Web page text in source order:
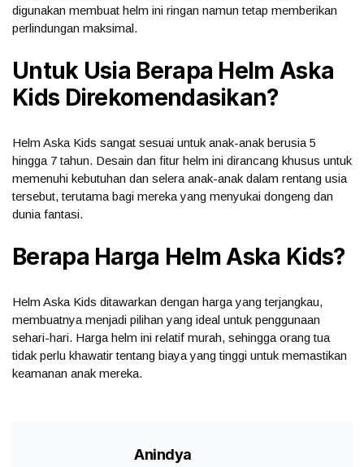
digunakan membuat helm ini ringan namun tetap memberikan
perlindungan maksimal.
Untuk Usia Berapa Helm Aska
KidsDirekomendasikan?
Helm Aska Kids sangat sesuai untuk anak-anak berusia 5
hingga 7 tahun. Desain dan fitur helm ini dirancang khusus untuk
memenuhi kebutuhan dan selera anak-anak dalam rentang usia
tersebut, terutama bagi mereka yang menyukai dongeng dan
dunia fantasi.
Berapa Harga Helm Aska Kids?
Helm Aska Kids ditawarkan dengan harga yang terjangkau,
membuatnya menjadi pilihan yang ideal untuk penggunaan
sehari-hari. Harga helm ini relatif murah, sehingga orang tua
tidak perlu khawatir tentang biaya yang tinggi untuk memastikan
keamanan anak mereka.
Anindya